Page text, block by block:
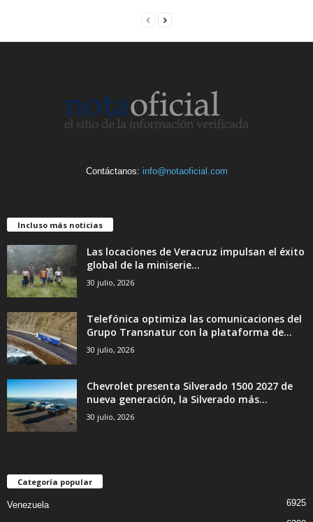
Contáctanos: info@notaoficial.com
Incluso más noticias
Las locaciones de Veracruz impulsan el éxito
global de la miniserie...
30 julio, 2026
Telefónica optimiza las comunicaciones del
Grupo Transnatur con la plataforma de...
30 julio, 2026
Chevrolet presenta Silverado 1500 2027 de
nueva generación, la Silverado más...
30 julio, 2026
Categoría popular
Venezuela 6925